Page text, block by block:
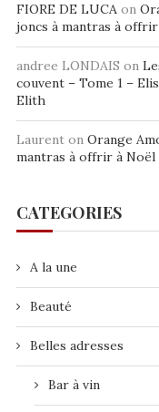
FIORE DE LUCA on
joncs à mantras à
andree LONDAIS on
couvent – Tome 1 –
Elith
Laurent on Orange
mantras à offrir à Noël
CATEGORIES
A la une
Beauté
Belles adresses
Bar à vin